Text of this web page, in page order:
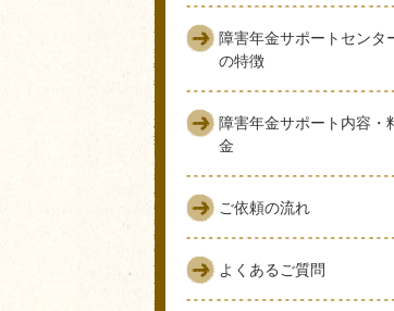
障害年金サポートセンタ
の特徴
障害年金サポート内容・
金
ご依頼の流れ
よくあるご質問